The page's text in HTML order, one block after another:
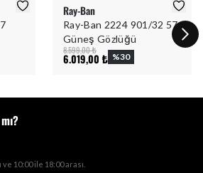
Ray-Ban
Ray-Ban 2224 901/32 57
Güneş Gözlüğü
8.599,00 ₺
6.019,00 ₺ %30
10:00 ile 18:00 arası.